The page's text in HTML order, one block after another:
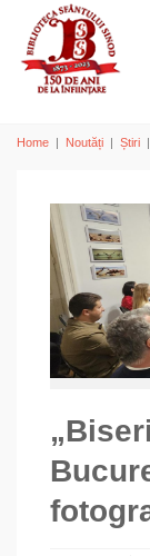
Home | Noutăți | Știri |